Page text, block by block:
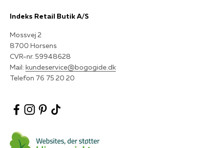
Indeks Retail Butik A/S
Mossvej 2
8700 Horsens
CVR-nr. 59948628
Mail: kundeservice@bogogide.dk
Telefon 76 75 20 20